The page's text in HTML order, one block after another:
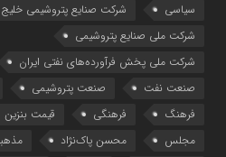
سیاسی
شرکت صنایع پتروشیمی
شرکت ملی صنایع پتروشیمی
شرکت ملی پخش فرآورده‌های نفتی ایران
صنعت نفت
صنعت پتروشیمی
فرهنگ
فرهنگی قیمت بنزین
مجلس
محسن پاک‌نژاد